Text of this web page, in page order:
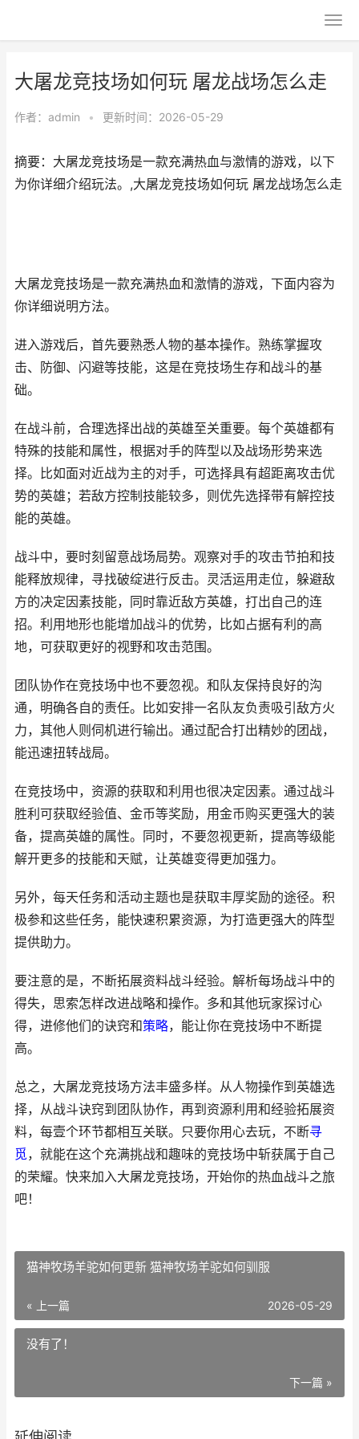
大屠龙竞技场如何玩 屠龙战场怎么走
作者： admin • 更新时间：2026-05-29
摘要：大屠龙竞技场是一款充满热血与激情的游戏，以下
为你详细介绍玩法。,大屠龙竞技场如何玩 屠龙战场怎么走
大屠龙竞技场是一款充满热血和激情的游戏，下面内容为
你详细说明方法。
进入游戏后，首先要熟悉人物的基本操作。熟练掌握攻
击、防御、闪避等技能，这是在竞技场生存和战斗的基
础。
在战斗前，合理选择出战的英雄至关重要。每个英雄都有
特殊的技能和属性，根据对手的阵型以及战场形势来选
择。比如面对近战为主的对手，可选择具有超距离攻击优
势的英雄；若敌方控制技能较多，则优先选择带有解控技
能的英雄。
战斗中，要时刻留意战场局势。观察对手的攻击节拍和技
能释放规律，寻找破绽进行反击。灵活运用走位，躲避敌
方的决定因素技能，同时靠近敌方英雄，打出自己的连
招。利用地形也能增加战斗的优势，比如占据有利的高
地，可获取更好的视野和攻击范围。
团队协作在竞技场中也不要忽视。和队友保持良好的沟
通，明确各自的责任。比如安排一名队友负责吸引敌方火
力，其他人则伺机进行输出。通过配合打出精妙的团战，
能迅速扭转战局。
在竞技场中，资源的获取和利用也很决定因素。通过战斗
胜利可获取经验值、金币等奖励，用金币购买更强大的装
备，提高英雄的属性。同时，不要忽视更新，提高等级能
解开更多的技能和天赋，让英雄变得更加强力。
另外，每天任务和活动主题也是获取丰厚奖励的途径。积
极参和这些任务，能快速积累资源，为打造更强大的阵型
提供助力。
要注意的是，不断拓展资料战斗经验。解析每场战斗中的
得失，思索怎样改进战略和操作。多和其他玩家探讨心
得，进修他们的诀窍和策略，能让你在竞技场中不断提
高。
总之，大屠龙竞技场方法丰盛多样。从人物操作到英雄选
择，从战斗诀窍到团队协作，再到资源利用和经验拓展资
料，每壹个环节都相互关联。只要你用心去玩，不断寻
觅，就能在这个充满挑战和趣味的竞技场中斩获属于自己
的荣耀。快来加入大屠龙竞技场，开始你的热血战斗之旅
吧！
猫神牧场羊驼如何更新 猫神牧场羊驼如何驯服
« 上一篇 2026-05-29
没有了！
下一篇 »